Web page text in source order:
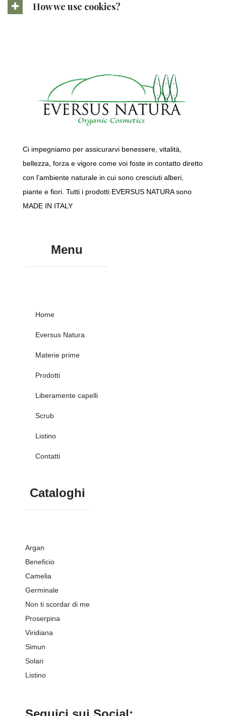
How we use cookies?
Ci impegniamo per assicurarvi benessere, vitalità,
bellezza, forza e vigore come voi foste in contatto diretto
con l'ambiente naturale in cui sono cresciuti alberi,
piante e fiori. Tutti i prodotti EVERSUS NATURA sono
MADE IN ITALY
Menu
Home
Eversus Natura
Materie prime
Prodotti
Liberamente capelli
Scrub
Listino
Contatti
Cataloghi
Argan
Beneficio
Camelia
Germinale
Non ti scordar di me
Proserpina
Viridiana
Simun
Solari
Listino